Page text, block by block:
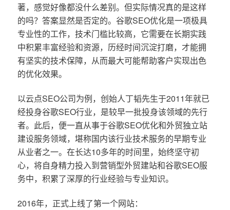
著，感觉好像都没什么差别。但实际情况真的是这样
的吗？答案显然是否定的。谷歌SEO优化是一项极具
专业性的工作，技术门槛比较高，它需要在长期实践
中积累丰富经验和资源，历经时间沉淀打磨，才能拥
有坚实的技术保障，从而最大可能帮助客户实现出色
的优化效果。
以云点SEO公司为例，创始人丁韬先生于2011年就已
经投身谷歌SEO行业，是较早一批投身该领域的先行
者。此后，便一直从事于谷歌SEO优化和外贸独立站
建设服务领域，堪称国内该行业技术服务的早期专业
从业者之一。在长达10多年的时间里，始终坚守初
心，将自身精力投入到营销型外贸建站和谷歌SEO服
务中，积累了深厚的行业经验与专业知识。
2016年，正式上线了第一个网站：